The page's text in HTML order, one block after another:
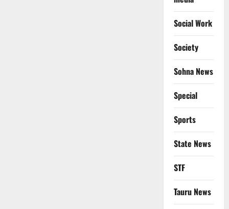
Social Work
Society
Sohna News
Special
Sports
State News
STF
Tauru News